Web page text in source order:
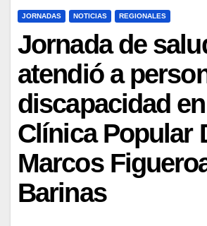
JORNADAS NOTICIAS REGIONALES
Jornada de
atendió a
discapacidad
Clínica Popular
Marcos
Barinas